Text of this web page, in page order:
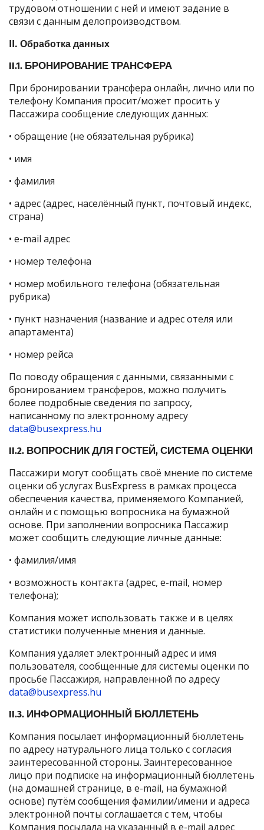
трудовом отношении с ней и имеют задание в
связи с данным делопроизводством.
II. Обработка данных
II.1. БРОНИРОВАНИЕ ТРАНСФЕРА
При бронировании трансфера онлайн, лично или по
телефону Компания просит/может просить у
Пассажира сообщение следующих данных:
• обращение (не обязательная рубрика)
• имя
• фамилия
• адрес (адрес, населённый пункт, почтовый индекс,
страна)
• e-mail адрес
• номер телефона
• номер мобильного телефона (обязательная
рубрика)
• пункт назначения (название и адрес отеля или
апартамента)
• номер рейса
По поводу обращения с данными, связанными с
бронированием трансферов, можно получить
более подробные сведения по запросу,
написанному по электронному адресу
data@busexpress.hu
II.2. ВОПРОСНИК ДЛЯ ГОСТЕЙ, СИСТЕМА ОЦЕНКИ
Пассажири могут сообщать своё мнение по системе
оценки об услугах BusExpress в рамках процесса
обеспечения качества, применяемого Компанией,
онлайн и с помощью вопросника на бумажной
основе. При заполнении вопросника Пассажир
может сообщить следующие личные данные:
• фамилия/имя
• возможность контакта (адрес, e-mail, номер
телефона);
Компания может использовать также и в целях
статистики полученные мнения и данные.
Компания удаляет электронный адрес и имя
пользователя, сообщенные для системы оценки по
просьбе Пассажиря, направленной по адресу
data@busexpress.hu
II.3. ИНФОРМАЦИОННЫЙ БЮЛЛЕТЕНЬ
Компания посылает информационный бюллетень
по адресу натурального лица только с согласия
заинтересованной стороны. Заинтересованное
лицо при подписке на информационный бюллетень
(на домашней странице, в e-mail, на бумажной
основе) путём сообщения фамилии/имени и адреса
электронной почты соглашается с тем, чтобы
Компания посылала на указанный в e-mail адрес